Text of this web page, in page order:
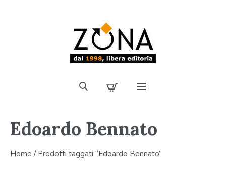
Edoardo Bennato
Home / Prodotti taggati “Edoardo Bennato”